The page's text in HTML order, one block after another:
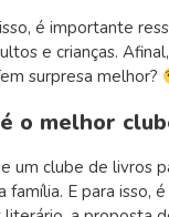
é importante
e crianças.
surpresa melhor?
o melhor
um clube de livros
família. E para isso,